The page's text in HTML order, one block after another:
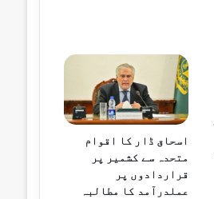
اسحاق ڈار کا اقوام
متحدہ سے کشمیر پر
قراردادوں پر
عملدرآمد کا مطالبہ